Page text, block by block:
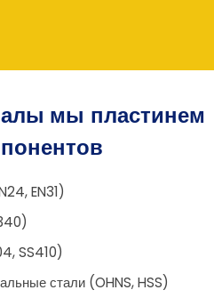
мы пластинем
EN31)
SS410)
стали (OHNS, HSS)